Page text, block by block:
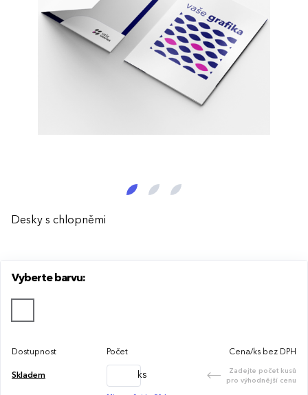
Desky s chlopněmi
Vyberte barvu:
Dostupnost Počet Cena/ks bez DPH
Skladem ks
Zadejte počet kusů
pro výhodnější cenu